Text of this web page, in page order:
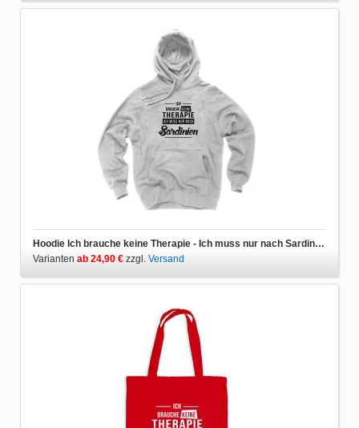
Hoodie Ich brauche keine Therapie - Ich muss nur nach Sardinien
Varianten ab 24,90 € zzgl. Versand